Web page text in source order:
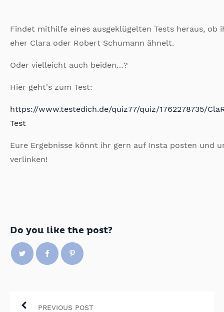
Findet mithilfe eines ausgeklügelten Tests heraus, ob
eher Clara oder Robert Schumann ähnelt.
Oder vielleicht auch beiden…?
Hier geht's zum Test:
https://www.testedich.de/quiz77/quiz/1762278735/
Test
Eure Ergebnisse könnt ihr gern auf Insta posten und
verlinken!
Do you like the post?
PREVIOUS POST